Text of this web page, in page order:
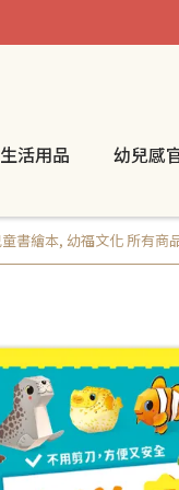
活用品 幼兒感
書繪本, 幼福文化 所有商